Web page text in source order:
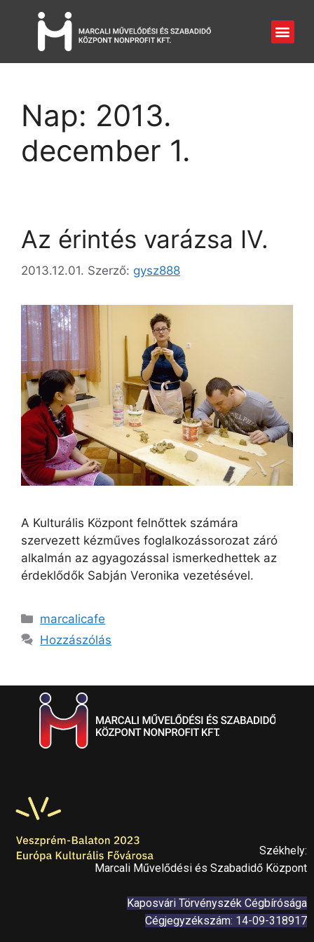
Nap: 2013.
december 1.
Az érintés varázsa IV.
2013.12.01. Szerző: gysz888
A Kulturális Központ felnőttek számára
szervezett kézműves foglalkozássorozat záró
alkalmán az agyagozással ismerkedhettek az
érdeklődők Sabján Veronika vezetésével.
marcalicafe
Hozzászólás
Székhely:
Marcali Művelődési és Szabadidő Központ
Kaposvári Törvényszék Cégbírósága
Cégjegyzékszám: 14-09-318917